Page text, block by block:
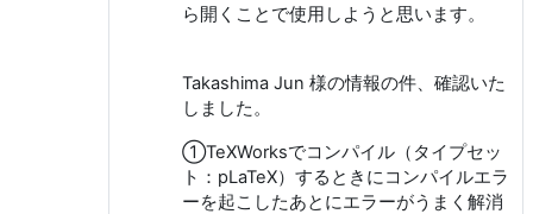
ら開くことで使用しようと思います。
Takashima Jun 様の情報の件、確認いた
しました。
①TeXWorksでコンパイル（タイプセッ
ト：pLaTeX）するときにコンパイルエラ
ーを起こしたあとにエラーがうまく解消